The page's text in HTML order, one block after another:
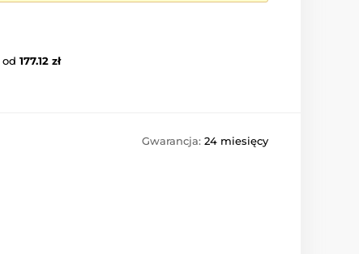
od 177.12 zł
Gwarancja: 24 miesięcy